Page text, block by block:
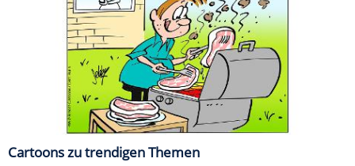
Cartoons zu trendigen Themen